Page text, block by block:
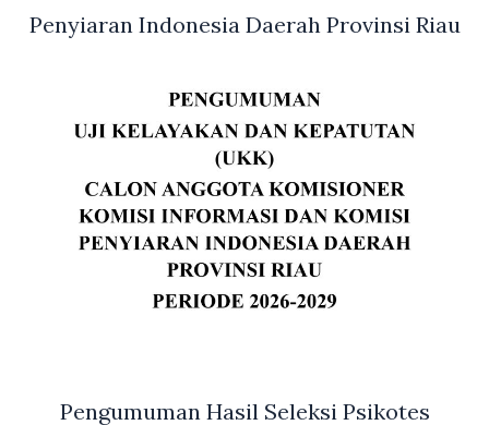
Penyiaran Indonesia Daerah Provinsi Riau
Pengumuman Hasil Seleksi Psikotes